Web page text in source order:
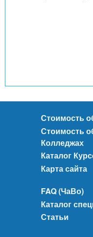
Стоимость
Стоимость
Колледжах
Каталог
Карта сайта
FAQ (ЧаВо)
Каталог
Статьи